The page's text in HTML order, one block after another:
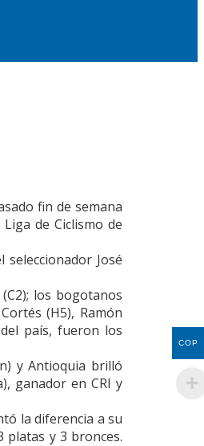
fin de semana
de Ciclismo de
José
los bogotanos
(H5), Ramón
país, fueron los
y Antioquia brilló
ganador en CRI y
la diferencia a su
y 3 bronces.
COP